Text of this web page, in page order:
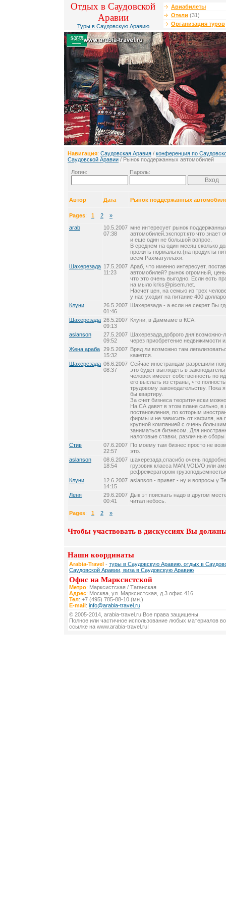
Отдых в Саудовской
Аравии
Туры в Саудовскую Аравию
Авиабилеты
Отели (31)
Организация туров
Навигация: Саудовская Аравия / конференция по
Саудовской Аравии / Рынок поддержанных автомобилей
Логин: Пароль:
Автор Дата Рынок поддержанных
Pages: 1 2
»
arab
10.5.2007
07:38
мне интересует рынок
автомобилей.экспорт.кто что знает
и еще один не большой вопрос.
В среднем на один месяц сколько
прожить нормально.(на продукты
всем Рахматуллахи.
Шахерезада 17.5.2007
11:23
Араб, что именно интересует,
автомобилей? рынок огромный,
что это очень выгодно. Если есть
на мыло krks@pisem.net.
Насчет цен, на семью из трех
у нас уходит на питание 400
Клуни
26.5.2007
01:46
Шахерезада - а если не секрет Вы
Шахерезада 26.5.2007
09:13
Клуни, в Даммаме в КСА.
aslanson
27.5.2007
09:52
Шахерезада,доброго дня!возможно-
через приобретение недвижимости
Жена араба 29.5.2007
15:32
Вряд ли возможно там
кажется.
Шахерезада 06.6.2007
08:37
Сейчас иностранцам разрешили
это будет выглядеть в
человек имееет собственность по
его выслать из страны, что
трудовому законодательству. Пока
бы квартиру.
За счет бизнеса теоритически
На СА давят в этом плане сильно, в
постановления, по которым
фирмы и не зависить от кафиля, на
крупной компанией с очень
заниматься бизнесом. Для
налоговые ставки, различные
Стив
07.6.2007
22:57
По моему там бизнес просто не
это.
aslanson
08.6.2007
18:54
шахерезада,спасибо очень
грузовик класса MAN,VOLVO,или
рефрежератором
Клуни
12.6.2007
14:15
aslanson - привет - ну и вопросы у
Леня
29.6.2007
00:41
Дык эт поискать надо в другом
читал небось.
Pages: 1 2 »
Чтобы участвовать в дискуссиях Вы
Наши координаты
Arabia-Travel - туры в Саудовскую Аравию, отдых в
Саудовской Аравии, виза в Саудовскую Аравию
Офис на Марксистской
Метро: Марксистская / Таганская
Адрес: Москва, ул. Марксистская, д 3 офис 416
Тел: +7 (495) 785-88-10 (мн.)
E-mail: info@arabia-travel.ru
© 2005-2014, arabia-travel.ru Все права защищены.
Полное или частичное использование любых материалов
ссылке на www.arabia-travel.ru!